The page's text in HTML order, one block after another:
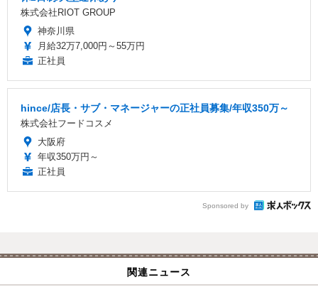
株式会社RIOT GROUP
神奈川県
月給32万7,000円～55万円
正社員
hince/店長・サブ・マネージャーの正社員募集/年収350万～
株式会社フードコスメ
大阪府
年収350万円～
正社員
Sponsored by
関連ニュース